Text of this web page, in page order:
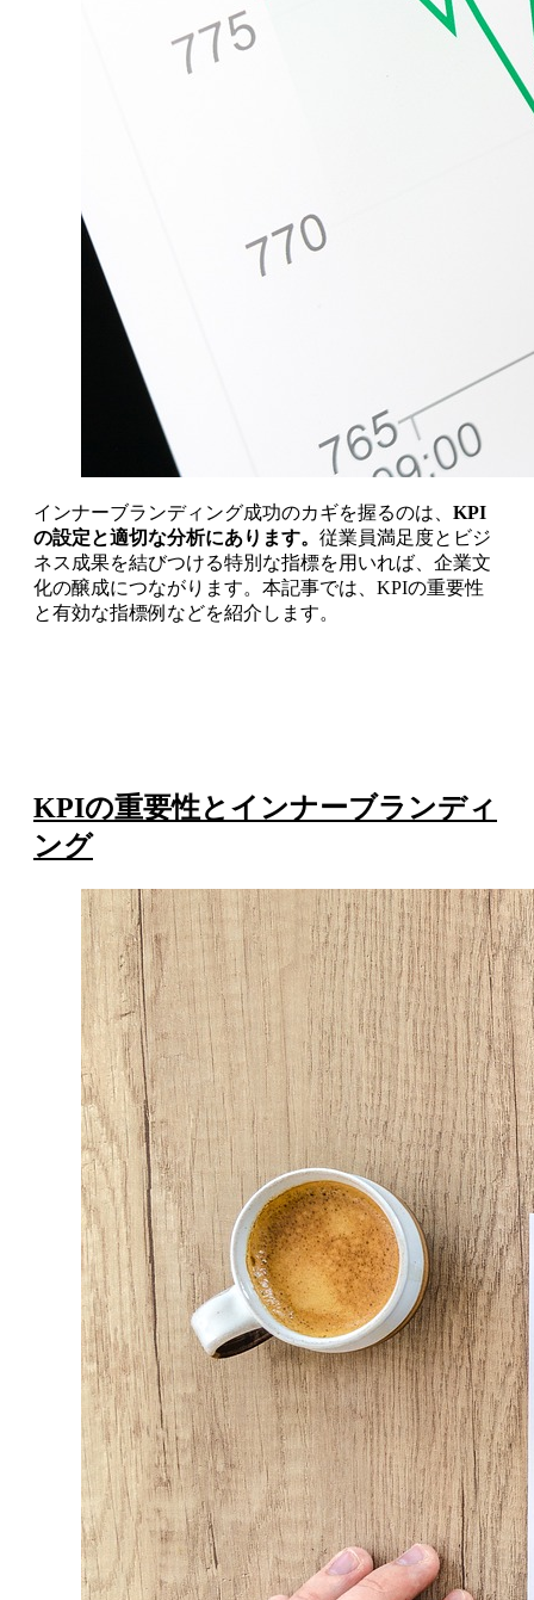
インナーブランディング成功のカギを握るのは、 KPI
の設定と適切な分析にあります。 従業員満足度とビジ
ネス成果を結びつける特別な指標を用いれば、企業文
化の醸成につながります。本記事では、KPIの重要性
と有効な指標例などを紹介します。
KPIの重要性とインナーブランディ
ング